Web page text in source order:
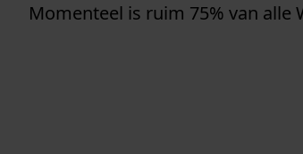
Momenteel is ruim 75% van alle